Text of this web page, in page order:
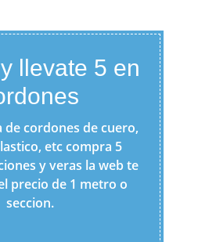
llevate 5 en
de cordones de cuero,
etc compra 5
y veras la web te
precio de 1 metro o
seccion.